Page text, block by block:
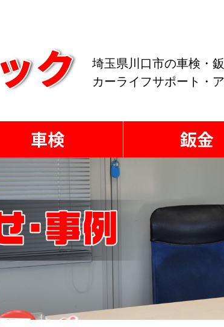
埼玉県川口市の車検・
カーライフサポート・